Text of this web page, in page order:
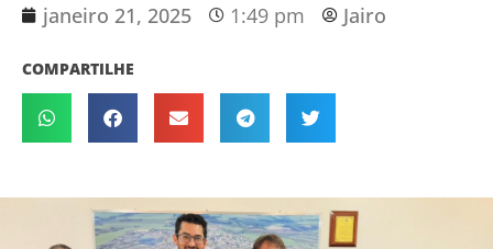
janeiro 21, 2025 1:49 pm Jairo
COMPARTILHE